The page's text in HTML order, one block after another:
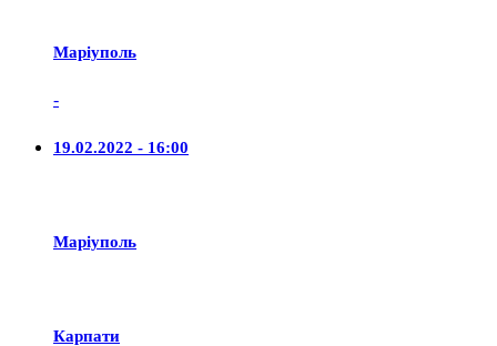
Маріуполь
-
19.02.2022 - 16:00
Маріуполь
Карпати